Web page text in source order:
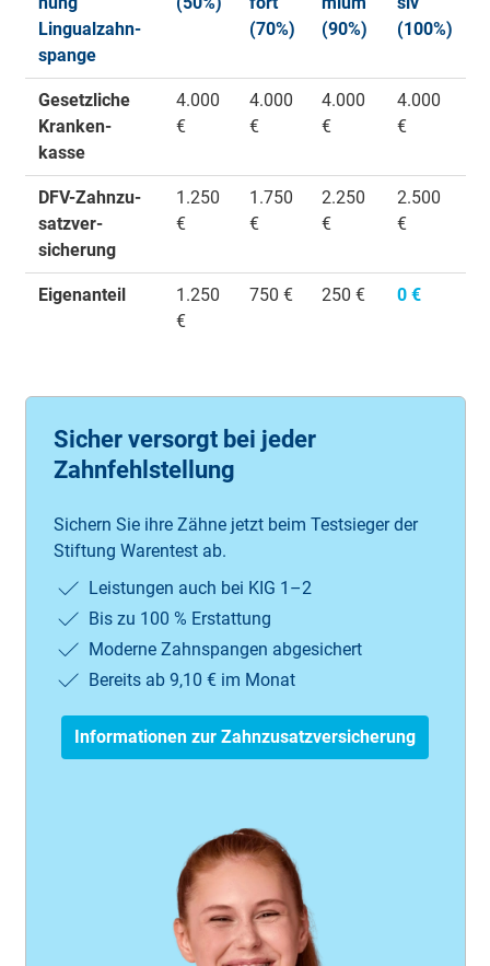
Lin­gual­zahn­
spange
(70%)
(90%)
(100%)
Gesetz­liche
Kran­ken­
kasse
4.000
€
4.000
€
4.000
€
4.000
€
DFV-Zahn­zu­
satz­ver­
sicherung
1.250
€
1.750
€
2.250
€
2.500
€
Eigen­anteil
1.250
€
750 € 250 € 0 €
Sicher versorgt bei jeder
Zahnfehlstellung
Sichern Sie ihre Zähne jetzt beim Testsieger der
Stiftung Warentest ab.
Leistungen auch bei KIG 1–2
Bis zu 100 % Erstattung
Moderne Zahnspangen abgesichert
Bereits ab 9,10 € im Monat
Informationen zur Zahnzusatzversicherung